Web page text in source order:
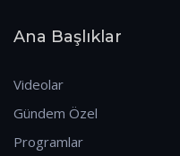
Ana Başlıklar
Videolar
Gündem Özel
Programlar